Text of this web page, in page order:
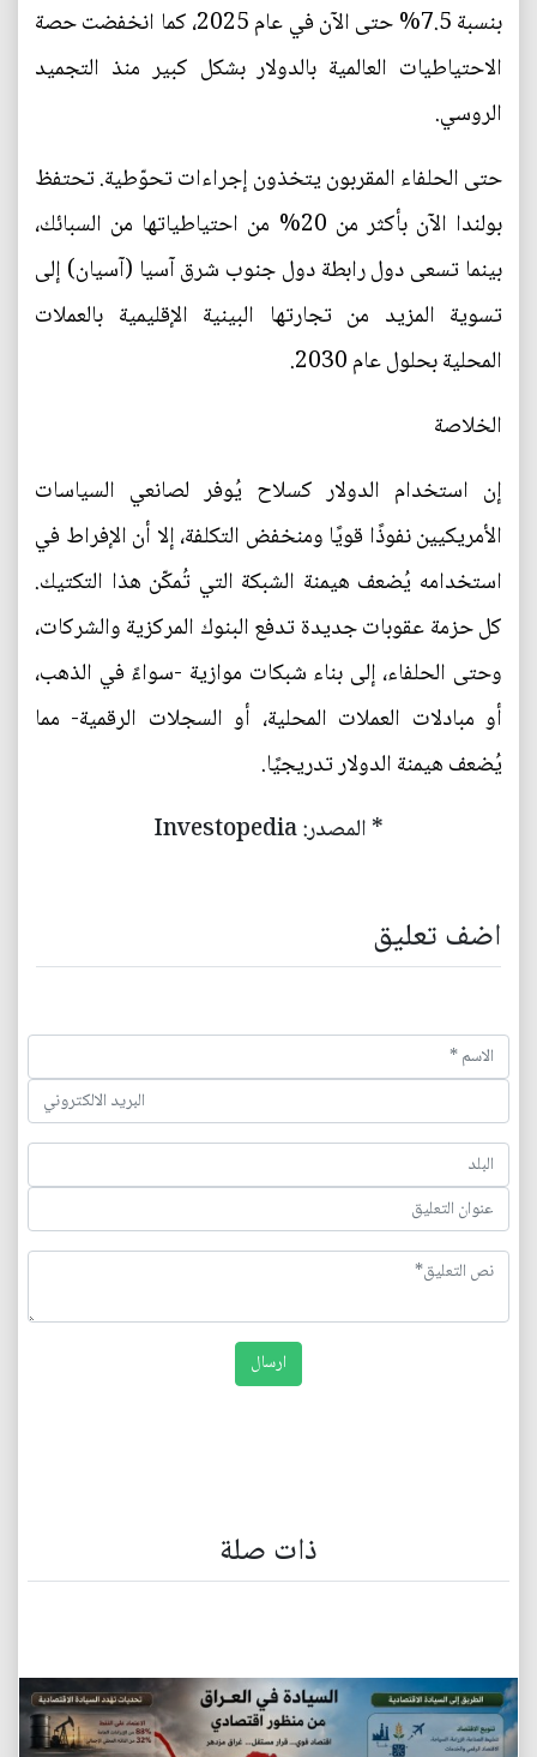
بنسبة 7.5% حتى الآن في عام 2025، كما انخفضت حصة
الاحتياطيات العالمية بالدولار بشكل كبير منذ التجميد
الروسي.
حتى الحلفاء المقربون يتخذون إجراءات تحوّطية. تحتفظ
بولندا الآن بأكثر من 20% من احتياطياتها من السبائك،
بينما تسعى دول رابطة دول جنوب شرق آسيا (آسيان) إلى
تسوية المزيد من تجارتها البينية الإقليمية بالعملات
المحلية بحلول عام 2030.
الخلاصة
إن استخدام الدولار كسلاح يُوفر لصانعي السياسات
الأمريكيين نفوذًا قويًا ومنخفض التكلفة، إلا أن الإفراط في
استخدامه يُضعف هيمنة الشبكة التي تُمكّن هذا التكتيك.
كل حزمة عقوبات جديدة تدفع البنوك المركزية والشركات،
وحتى الحلفاء، إلى بناء شبكات موازية -سواءً في الذهب،
أو مبادلات العملات المحلية، أو السجلات الرقمية- مما
يُضعف هيمنة الدولار تدريجيًا.
* المصدر: Investopedia
اضف تعليق
ذات صلة